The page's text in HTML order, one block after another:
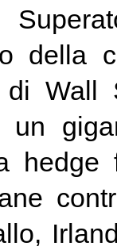
della
Wall
hedge